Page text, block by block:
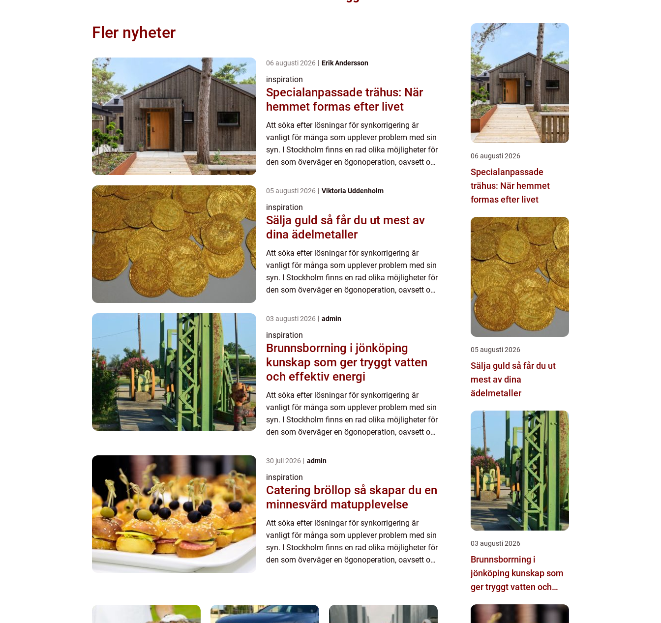
Fler nyheter
06 augusti 2026 Erik Andersson
inspiration
Specialanpassade trähus: När
hemmet formas efter livet
Att söka efter lösningar för synkorrigering är
vanligt för många som upplever problem med sin
syn. I Stockholm finns en rad olika möjligheter för
den som överväger en ögonoperation, oavsett om
05 augusti 2026 Viktoria Uddenholm
inspiration
Sälja guld så får du ut mest av
dina ädelmetaller
Att söka efter lösningar för synkorrigering är
vanligt för många som upplever problem med sin
syn. I Stockholm finns en rad olika möjligheter för
den som överväger en ögonoperation, oavsett om
03 augusti 2026 admin
inspiration
Brunnsborrning i jönköping
kunskap som ger tryggt vatten
och effektiv energi
Att söka efter lösningar för synkorrigering är
vanligt för många som upplever problem med sin
syn. I Stockholm finns en rad olika möjligheter för
den som överväger en ögonoperation, oavsett om
30 juli 2026 admin
inspiration
Catering bröllop så skapar du en
minnesvärd matupplevelse
Att söka efter lösningar för synkorrigering är
vanligt för många som upplever problem med sin
syn. I Stockholm finns en rad olika möjligheter för
den som överväger en ögonoperation, oavsett om
06 augusti 2026
Specialanpassade
trähus: När hemmet
formas efter livet
05 augusti 2026
Sälja guld så får du ut
mest av dina
ädelmetaller
03 augusti 2026
Brunnsborrning i
jönköping kunskap som
ger tryggt vatten och